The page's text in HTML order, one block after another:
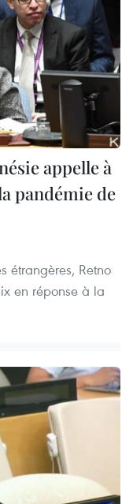
appelle à
pandémie de
étrangères, Retno
en réponse à la